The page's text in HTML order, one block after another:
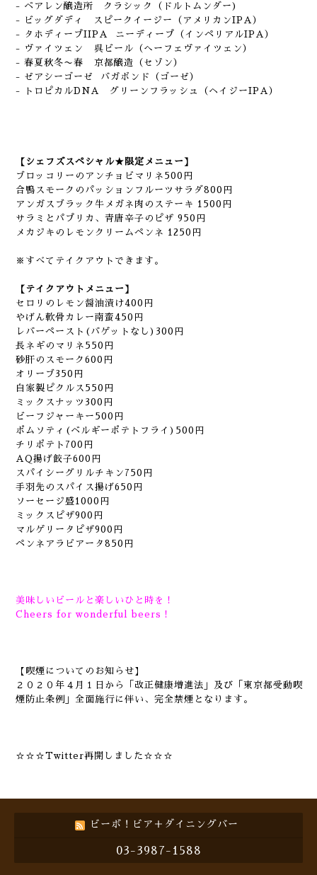
- ベアレン醸造所 クラシック（ドルトムンダー)
- ビッグダディ スピークイージー（アメリカンIPA）
- タホディープIIPA ニーディープ（インペリアルIPA）
- ヴァイツェン 呉ビール（へーフェヴァイツェン）
- 春夏秋冬〜春 京都醸造（セゾン）
- ゼアシーゴーゼ バガボンド（ゴーゼ）
- トロピカルDNA グリーンフラッシュ（ヘイジーIPA）
【シェフズスペシャル★限定メニュー】
ブロッコリーのアンチョビマリネ500円
合鴨スモークのパッションフルーツサラダ800円
アンガスブラック牛メガネ肉のステーキ 1500円
サラミとパプリカ、青唐辛子のピザ 950円
メカジキのレモンクリームペンネ 1250円
※すべてテイクアウトできます。
【テイクアウトメニュー】
セロリのレモン醤油漬け400円
やげん軟骨カレー南蛮450円
レバーペースト(バゲットなし)300円
長ネギのマリネ550円
砂肝のスモーク600円
オリーブ350円
自家製ピクルス550円
ミックスナッツ300円
ビーフジャーキー500円
ポムソティ(ベルギーポテトフライ)500円
チリポテト700円
AQ揚げ餃子600円
スパイシーグリルチキン750円
手羽先のスパイス揚げ650円
ソーセージ盛1000円
ミックスピザ900円
マルゲリータピザ900円
ペンネアラビアータ850円
美味しいビールと楽しいひと時を！
Cheers for wonderful beers！
【喫煙についてのお知らせ】
２０２０年４月１日から「改正健康増進法」及び「東京都受動喫
煙防止条例」全面施行に伴い、完全禁煙となります。
☆☆☆Twitter再開しました☆☆☆
ビーボ！ビア＋ダイニングバー
03-3987-1588